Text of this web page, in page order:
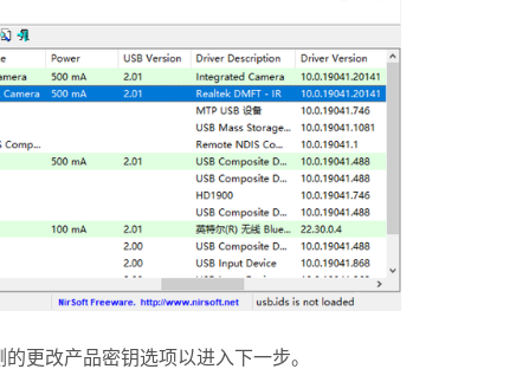
改产品密钥选项以进入下一步。